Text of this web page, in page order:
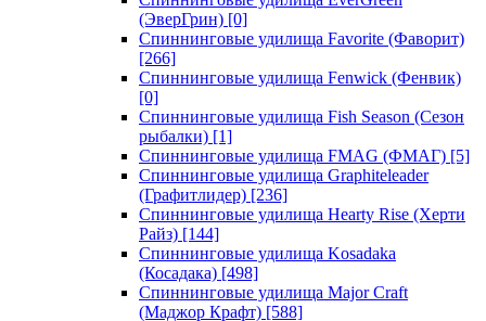
(ЭверГрин) [0]
Спиннинговые удилища Favorite (Фаворит)
[266]
Спиннинговые удилища Fenwick (Фенвик)
[0]
Спиннинговые удилища Fish Season (Сезон
рыбалки) [1]
Спиннинговые удилища FMAG (ФМАГ) [5]
Спиннинговые удилища Graphiteleader
(Графитлидер) [236]
Спиннинговые удилища Hearty Rise (Херти
Райз) [144]
Спиннинговые удилища Kosadaka
(Косадака) [498]
Спиннинговые удилища Major Craft
(Маджор Крафт) [588]